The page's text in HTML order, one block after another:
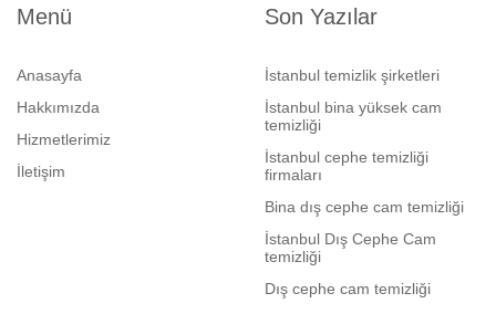
Menü
Anasayfa
Hakkımızda
Hizmetlerimiz
İletişim
Son Yazılar
İstanbul temizlik şirketleri
İstanbul bina yüksek cam
temizliği
İstanbul cephe temizliği
firmaları
Bina dış cephe cam temizliği
İstanbul Dış Cephe Cam
temizliği
Dış cephe cam temizliği